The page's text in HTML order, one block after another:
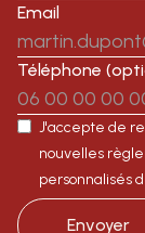
Email
Téléphone
J'accepte de
nouvelles
personnalisés